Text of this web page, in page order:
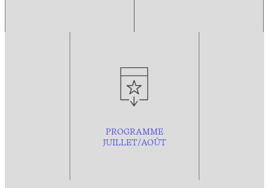
PROGRAMME
JUILLET/AOÛT